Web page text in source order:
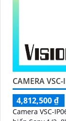
CAMERA
4,812,500 ₫
Camera VSC-